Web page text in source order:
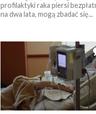
profilaktyki raka piersi
na dwa lata, mogą zbadać się...